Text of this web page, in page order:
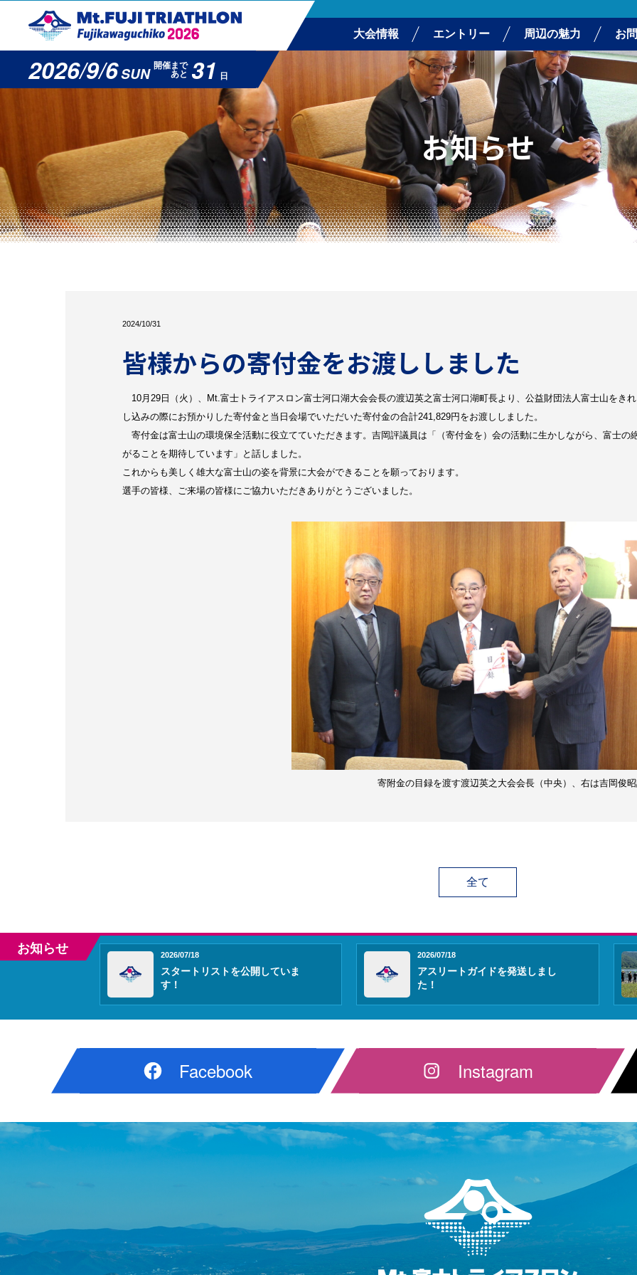
大会情報 エントリー 周辺の魅力 お
2026/9/6SUN 開催まで
あと 31 日
お知らせ
2024/10/31
皆様からの寄付金をお渡ししました
10月29日（火）、Mt.富士トライアスロン富士河口湖大会会長の渡辺英之富士河口湖町長より、公益財団法人富士山をき
し込みの際にお預かりした寄付金と当日会場でいただいた寄付金の合計241,829円をお渡ししました。
寄付金は富士山の環境保全活動に役立てていただきます。吉岡評議員は「（寄付金を）会の活動に生かしながら、富士の
がることを期待しています」と話しました。
これからも美しく雄大な富士山の姿を背景に大会ができることを願っております。
選手の皆様、ご来場の皆様にご協力いただきありがとうございました。
寄附金の目録を渡す渡辺英之大会会長（中央）、右は吉岡俊
全て
お知らせ 2026/07/18
スタートリストを公開していま
す！
2026/07/18
アスリートガイドを発送しまし
た！
Facebook Instagram